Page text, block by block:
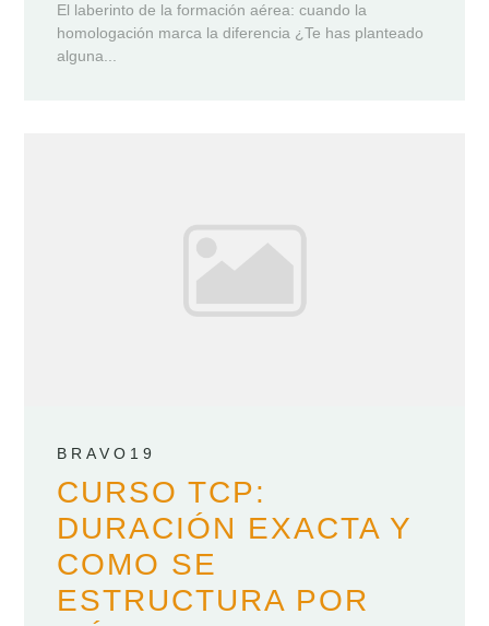
El laberinto de la formación aérea: cuando la
homologación marca la diferencia ¿Te has planteado
alguna...
BRAVO19
CURSO TCP:
DURACIÓN EXACTA Y
COMO SE
ESTRUCTURA POR